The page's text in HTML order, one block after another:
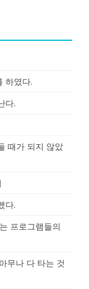
하였다.
다.
때가 되지 않았
다.
프로그램들의
무나 다 타는 것